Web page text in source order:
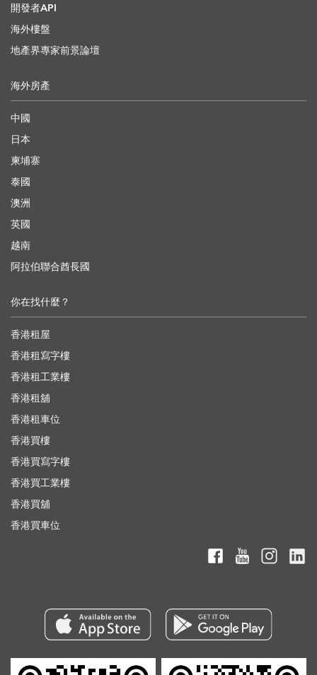
開發者API
海外樓盤
地產界專家前景論壇
海外房產
中國
日本
柬埔寨
泰國
澳洲
英國
越南
阿拉伯聯合酋長國
你在找什麼？
香港租屋
香港租寫字樓
香港租工業樓
香港租舖
香港租車位
香港買樓
香港買寫字樓
香港買工業樓
香港買舖
香港買車位